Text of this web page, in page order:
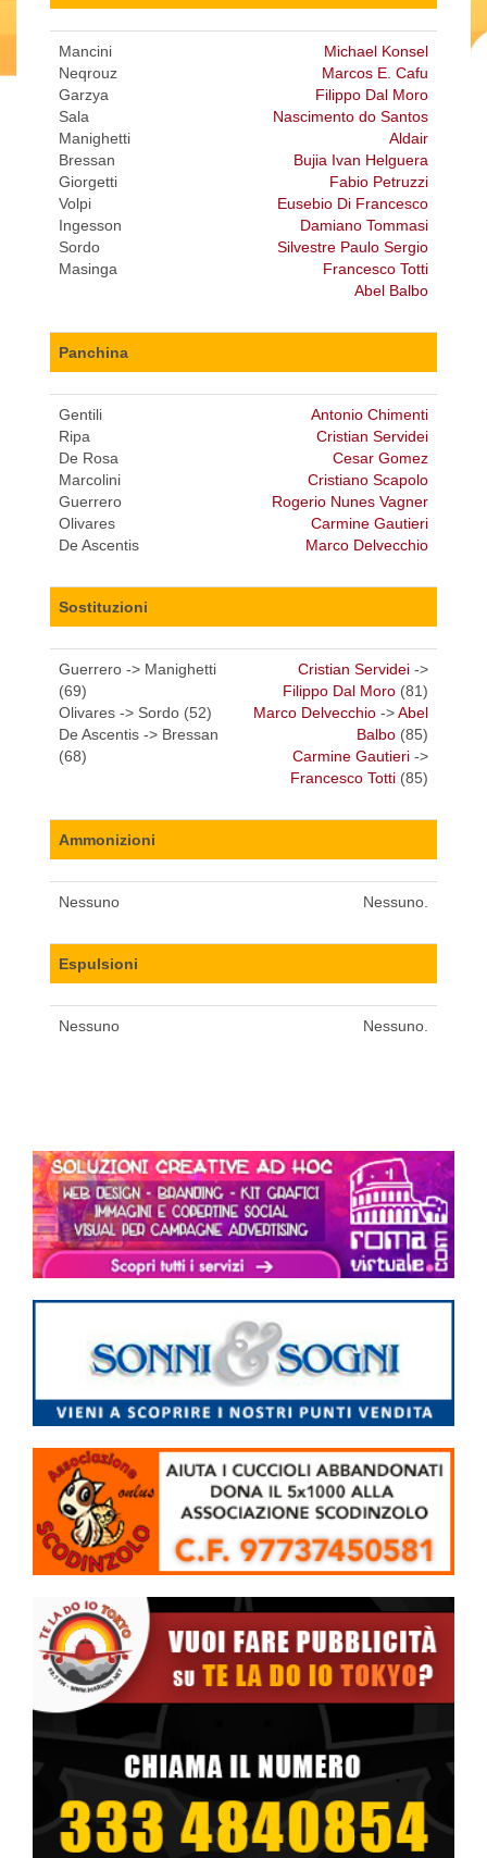
Mancini
Neqrouz
Garzya
Sala
Manighetti
Bressan
Giorgetti
Volpi
Ingesson
Sordo
Masinga
Michael Konsel
Marcos E. Cafu
Filippo Dal Moro
Nascimento do Santos
Aldair
Bujia Ivan Helguera
Fabio Petruzzi
Eusebio Di Francesco
Damiano Tommasi
Silvestre Paulo Sergio
Francesco Totti
Abel Balbo
Panchina
Gentili
Ripa
De Rosa
Marcolini
Guerrero
Olivares
De Ascentis
Antonio Chimenti
Cristian Servidei
Cesar Gomez
Cristiano Scapolo
Rogerio Nunes Vagner
Carmine Gautieri
Marco Delvecchio
Sostituzioni
Guerrero -> Manighetti
(69)
Olivares -> Sordo (52)
De Ascentis -> Bressan
(68)
Cristian Servidei ->
Filippo Dal Moro (81)
Marco Delvecchio ->Abel
Balbo (85)
Carmine Gautieri ->
Francesco Totti (85)
Ammonizioni
Nessuno Nessuno.
Espulsioni
Nessuno Nessuno.